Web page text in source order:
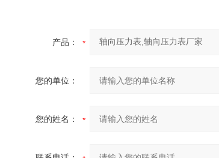
产品：
您的单位：
您的姓名：